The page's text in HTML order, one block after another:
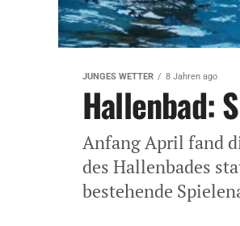
JUNGES WETTER 8 Jahren ago
Hallenbad:
Anfang April fand
des Hallenbades
bestehende